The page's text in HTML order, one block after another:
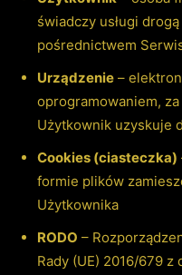
świadczy usługi
pośrednictwem
Urządzenie –
oprogramowaniem,
Użytkownik uzyskuje
Cookies (ciasteczka)
formie plików
Użytkownika
RODO –
Rady (UE) 2016/679